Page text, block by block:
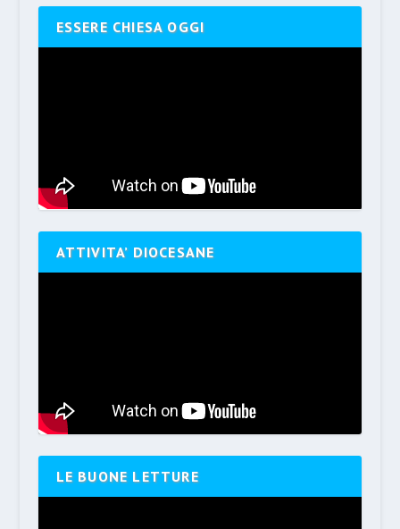
ESSERE CHIESA OGGI
ATTIVITA’ DIOCESANE
LE BUONE LETTURE